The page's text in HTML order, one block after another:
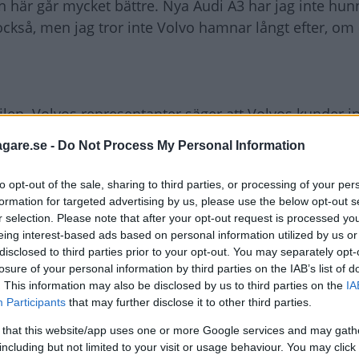
- Do Not Process My Personal Information
opt-out of the sale, sharing to third parties, or processing of your
for targeted advertising by us, please use the below opt-out
selection. Please note that after your opt-out request is processed
interest-based ads based on personal information utilized by us
to third parties prior to your opt-out. You may separately
of your personal information by third parties on the IAB’s list of
This information may also be disclosed by us to third parties on the
Participants that may further disclose it to other third parties.
that this website/app uses one or more Google services and may
but not limited to your visit or usage behaviour. You may
här går mycket bättre. Nya Audi A3 har jag inte
men jag tror inte Volvo hamnar långt efter,
Volvos representanter säger att Volvos kunder
Volvo har högre målsättning än så.
och City Safety som standard och inuti har den
se som ett bevis för att den här bilen inte är
knäkrockkudde. Sedan finns som tillval
adaptiv farthållare med autobroms.
bilen med allt det här, det har inte funnits tidigare.
på tre punkter: säkerhet, köregenskaper